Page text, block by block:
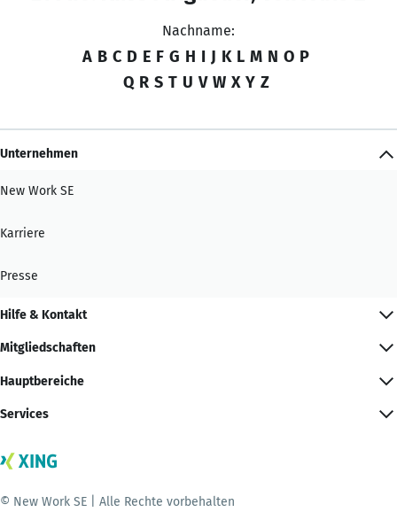
Nachname:
A B C D E F G H I J K L M N O P
Q R S T U V W X Y Z
Unternehmen
New Work SE
Karriere
Presse
Hilfe & Kontakt
Mitgliedschaften
Hauptbereiche
Services
© New Work SE | Alle Rechte vorbehalten